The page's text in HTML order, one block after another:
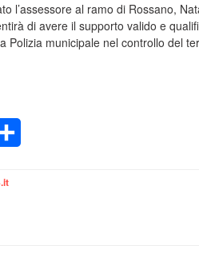
l’assessore al ramo di Rossano,
di avere il supporto valido e
Polizia municipale nel controllo del